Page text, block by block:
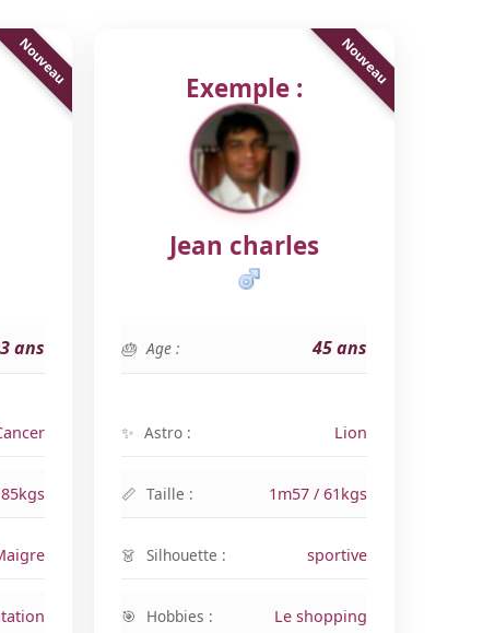
ans
Exemple :
Jean charles
Age : 45 ans
Astro : Lion
Taille : 1m57 / 61kgs
Silhouette : sportive
Hobbies : Le shopping